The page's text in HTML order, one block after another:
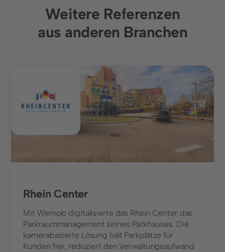
Weitere Referenzen
aus anderen Branchen
Rhein Center
Mit Wemolo digitalisierte das Rhein Center das
Parkraummanagement seines Parkhauses. Die
kamerabasierte Lösung hält Parkplätze für
Kunden frei, reduziert den Verwaltungsaufwand